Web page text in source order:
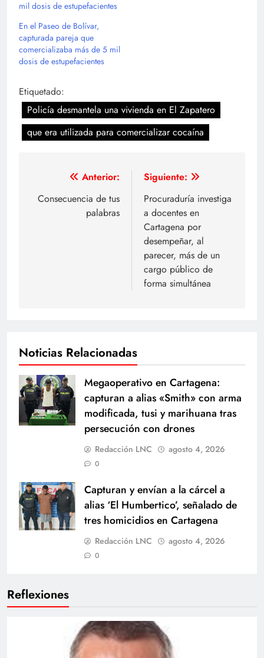
Reflexiones
mil dosis de estupefacientes
En el Paseo de Bolívar,
capturada pareja que
comercializaba más de 5 mil
dosis de estupefacientes
Etiquetado:
Policía desmantela una vivienda en El Zapatero
que era utilizada para comercializar cocaína
Navegación
de
entradas
Anterior:
Consecuencia de tus
palabras
Siguiente:
Procuraduría investiga
a docentes en
Cartagena por
desempeñar, al
parecer, más de un
cargo público de
forma simultánea
Noticias Relacionadas
Megaoperativo en Cartagena:
capturan a alias «Smith» con arma
modificada, tusi y marihuana tras
persecución con drones
Redacción LNC agosto 4, 2026
0
Capturan y envían a la cárcel a
alias ‘El Humbertico’, señalado de
tres homicidios en Cartagena
Redacción LNC agosto 4, 2026
0